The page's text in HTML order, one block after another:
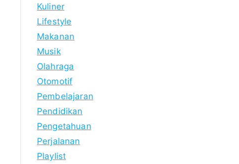
Kuliner
Lifestyle
Makanan
Musik
Olahraga
Otomotif
Pembelajaran
Pendidikan
Pengetahuan
Perjalanan
Playlist